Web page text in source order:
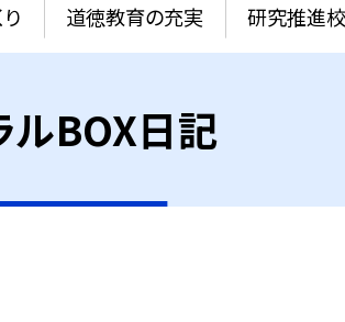
道徳教育の充実 研究推進
ルBOX日記